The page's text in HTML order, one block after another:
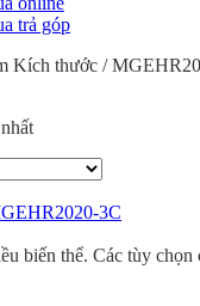
trả góp
Kích thước /
biến thể. Các tùy chọn